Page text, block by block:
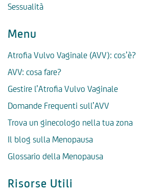
Sessualità
Menu
Atrofia Vulvo Vaginale (AVV): cos’è?
AVV: cosa fare?
Gestire l’Atrofia Vulvo Vaginale
Domande Frequenti sull’AVV
Trova un ginecologo nella tua zona
Il blog sulla Menopausa
Glossario della Menopausa
Risorse Utili